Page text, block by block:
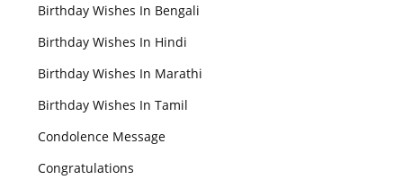
Birthday Wishes In Bengali
Birthday Wishes In Hindi
Birthday Wishes In Marathi
Birthday Wishes In Tamil
Condolence Message
Congratulations